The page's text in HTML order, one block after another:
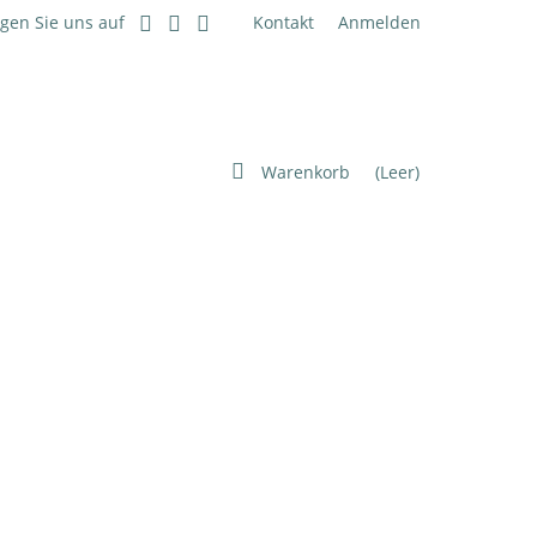
Anmelden
Kontakt
Sie uns auf
Warenkorb (Leer)